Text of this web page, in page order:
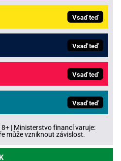
Vsaď teď
Vsaď teď
Vsaď teď
Vsaď teď
| Ministerstvo financí varuje:
může vzniknout závislost.